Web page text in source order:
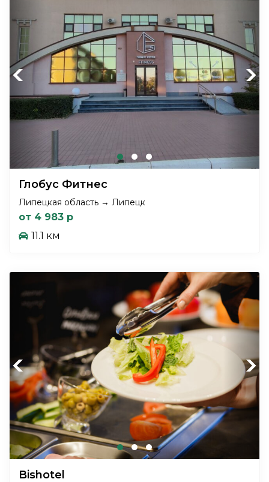
Previous Next
Глобус Фитнес
Липецкая область → Липецк
от 4 983 р
11.1 км
Previous Next
Bishotel